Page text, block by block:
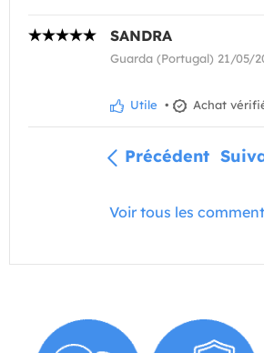
SANDRA
Guarda (Portugal) 21/05/
Utile • Achat
Précédent
Voir tous les